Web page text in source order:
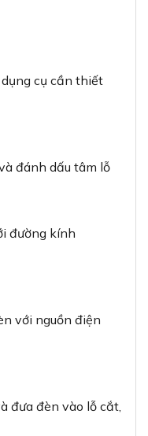
cụ cần thiết
đánh dấu tâm lỗ
đường kính
với nguồn điện
đưa đèn vào lỗ cắt,